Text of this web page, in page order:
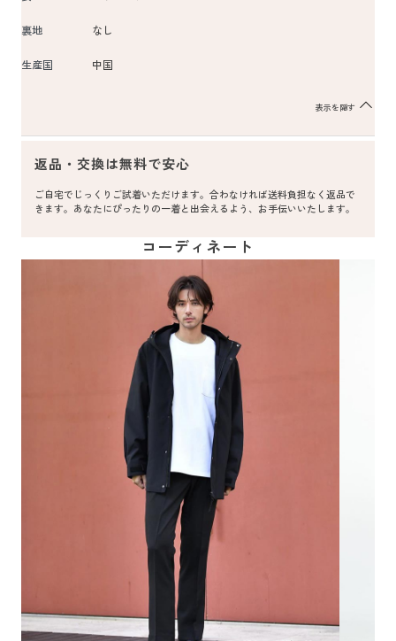
裏地 なし
生産国 中国
表示を隠す
返品・交換は無料で安心
ご自宅でじっくりご試着いただけます。合わなければ送料負担なく返品で
きます。あなたにぴったりの一着と出会えるよう、お手伝いいたします。
コーディネート